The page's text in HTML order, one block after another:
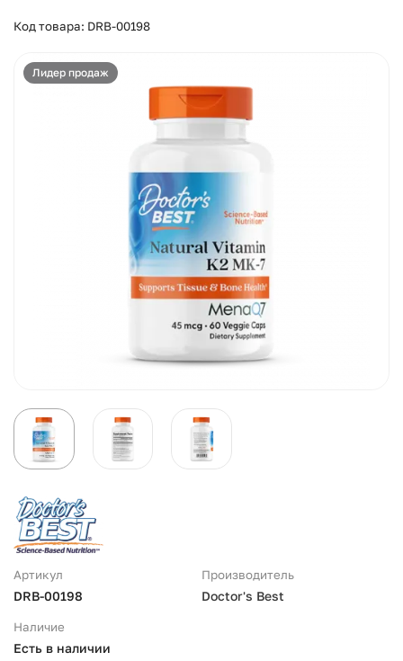
Код товара: DRB-00198
Лидер продаж
Артикул
DRB-00198
Производитель
Doctor's Best
Наличие
Есть в наличии